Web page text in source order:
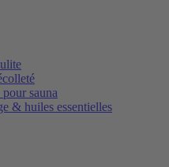
sauna
& huiles essentielles